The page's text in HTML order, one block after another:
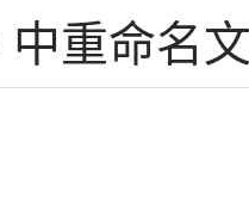
重命名